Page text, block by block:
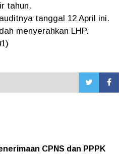
tahun.
tanggal 12 April ini.
menyerahkan LHP.
CPNS dan PPPK